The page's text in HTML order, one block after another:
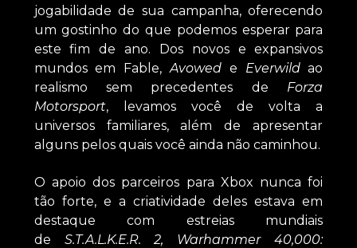
jogabilidade de sua campanha, oferecendo
um gostinho do que podemos esperar para
este fim de ano. Dos novos e expansivos
mundos em Fable,Avowed e Everwildao
realismo sem precedentes de Forza
Motorsport, levamos você de volta a
universos familiares, além de apresentar
alguns pelos quais você ainda não caminhou.
O apoio dos parceiros para Xbox nunca foi
tão forte, e a criatividade deles estava em
destaque com estreias mundiais
de S.T.A.L.K.E.R. 2, Warhammer 40,000: